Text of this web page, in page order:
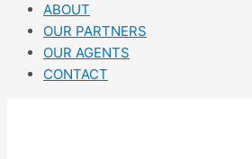
ABOUT
OUR PARTNERS
OUR AGENTS
CONTACT